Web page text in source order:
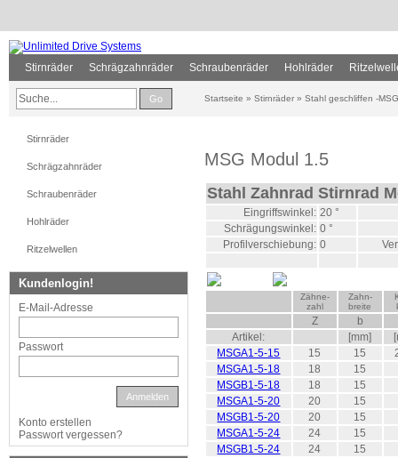
Stirnräder Schrägzahnräder Schraubenräder Hohlräder
Go Startseite » Stirnräder » Stahl geschliffen -
MSG Modul 1.5
Stahl Zahnrad Stirnrad
Eingriffswinkel: 20 °
Schrägungswinkel: 0 °
Profilverschiebung: 0
Zähne-
zahl
Zahn-
breite
Z
b
Artikel:
[mm]
MSGA1-5-15
15 15
MSGA1-5-18
18
15
MSGB1-5-18
18
15
MSGA1-5-20
20
15
MSGB1-5-20
20
15
MSGA1-5-24
24
15
MSGB1-5-24
24
15
Stirnräder
Schrägzahnräder
Schraubenräder
Hohlräder
Ritzelwellen
Kundenlogin!
E-Mail-Adresse
Passwort
Anmelden
Konto erstellen
Passwort vergessen?